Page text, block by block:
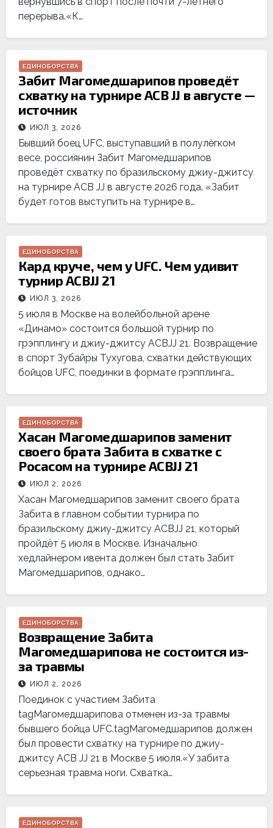
перерыва.«К…
ЕДИНОБОРСТВА
Забит Магомедшарипов проведёт
схватку на турнире ACB JJ в августе —
источник
ИЮЛ 3, 2026
Бывший боец UFC, выступавший в полулёгком
весе, россиянин Забит Магомедшарипов
проведёт схватку по бразильскому джиу-джитсу
на турнире ACB JJ в августе 2026 года. «Забит
будет готов выступить на турнире в…
ЕДИНОБОРСТВА
Кард круче, чем у UFC. Чем удивит
турнир ACBJJ 21
ИЮЛ 3, 2026
5 июля в Москве на волейбольной арене
«Динамо» состоится большой турнир по
грэпплингу и джиу-джитсу ACBJJ 21. Возвращение
в спорт Зубайры Тухугова, схватки действующих
бойцов UFC, поединки в формате грэпплинга…
ЕДИНОБОРСТВА
Хасан Магомедшарипов заменит
своего брата Забита в схватке с
Росасом на турнире ACBJJ 21
ИЮЛ 2, 2026
Хасан Магомедшарипов заменит своего брата
Забита в главном событии турнира по
бразильскому джиу-джитсу ACBJJ 21, который
пройдёт 5 июля в Москве. Изначально
хедлайнером ивента должен был стать Забит
Магомедшарипов, однако…
ЕДИНОБОРСТВА
Возвращение Забита
Магомедшарипова не состоится из-
за травмы
ИЮЛ 2, 2026
Поединок с участием Забита
tagМагомедшарипова отменен из-за травмы
бывшего бойца UFC.tagМагомедшарипов должен
был провести схватку на турнире по джиу-
джитсу ACB JJ 21 в Москве 5 июля.«У забита
серьезная травма ноги. Схватка…
ЕДИНОБОРСТВА